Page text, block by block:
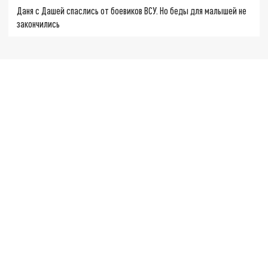
Даня с Дашей спаслись от боевиков ВСУ. Но беды для малышей не
закончились